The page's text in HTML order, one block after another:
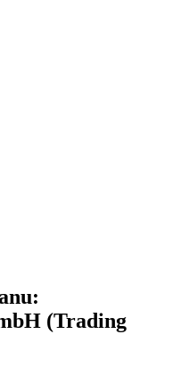
(Trading